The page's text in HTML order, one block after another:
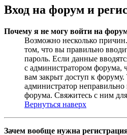
Вход на форум и
Почему я не могу войти на
Возможно несколько
том, что вы правильно
пароль. Если данные
с администратором форума,
вам закрыт доступ к
администратор
форума. Свяжитесь с ним
Вернуться наверх
Зачем вообще нужна